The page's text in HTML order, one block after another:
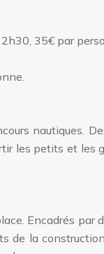
35€ par
nautiques.
les petits et les
Encadrés par
de la construction